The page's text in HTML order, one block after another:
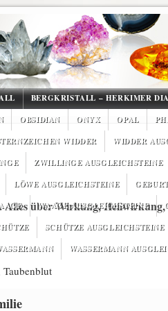
BERGKRISTALL – HERKIMER
OBSIDIAN ONYX OPAL
WIDDER WIDDER
ZWILLINGE AUSGLEICHSTEINE
LÖWE AUSGLEICHSTEINE
WAAGE AUSGLEICHSTEINE
SCHÜTZE AUSGLEICHSTEINE
WASSERMANN
über Wirkung, Heilwirkung,